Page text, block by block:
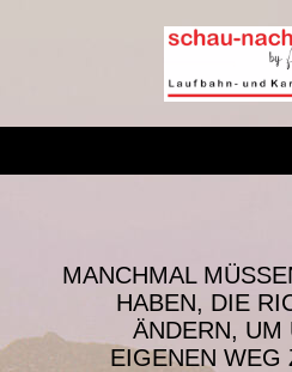
MANCHMAL
HABEN, DIE
ÄNDERN, UM
EIGENEN WEG